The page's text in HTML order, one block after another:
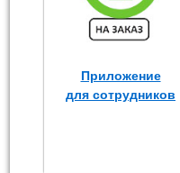
Приложение
для сотрудников